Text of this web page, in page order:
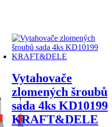
Vytahovače
zlomených šroubů
sada 4ks KD10199
KRAFT&DELE